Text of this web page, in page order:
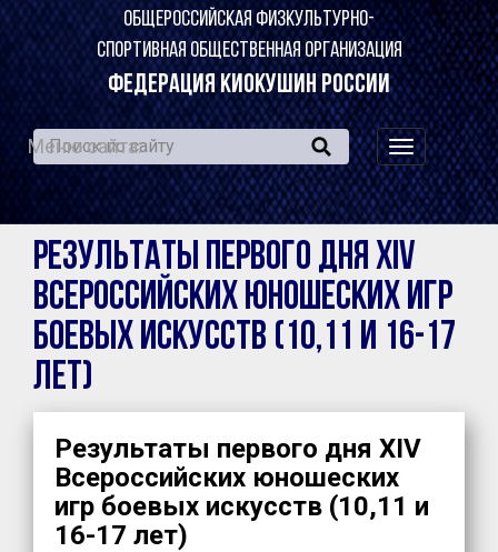
ОБЩЕРОССИЙСКАЯ ФИЗКУЛЬТУРНО-
СПОРТИВНАЯ ОБЩЕСТВЕННАЯ ОРГАНИЗАЦИЯ
ФЕДЕРАЦИЯ КИОКУШИН РОССИИ
навигация
по
сайту
Меню сайта:
Результаты первого дня XIV
Всероссийских юношеских игр
боевых искусств (10,11 и 16-17
лет)
Результаты первого дня XIV
Всероссийских юношеских
игр боевых искусств (10,11 и
16-17 лет)